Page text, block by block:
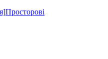
Просторові